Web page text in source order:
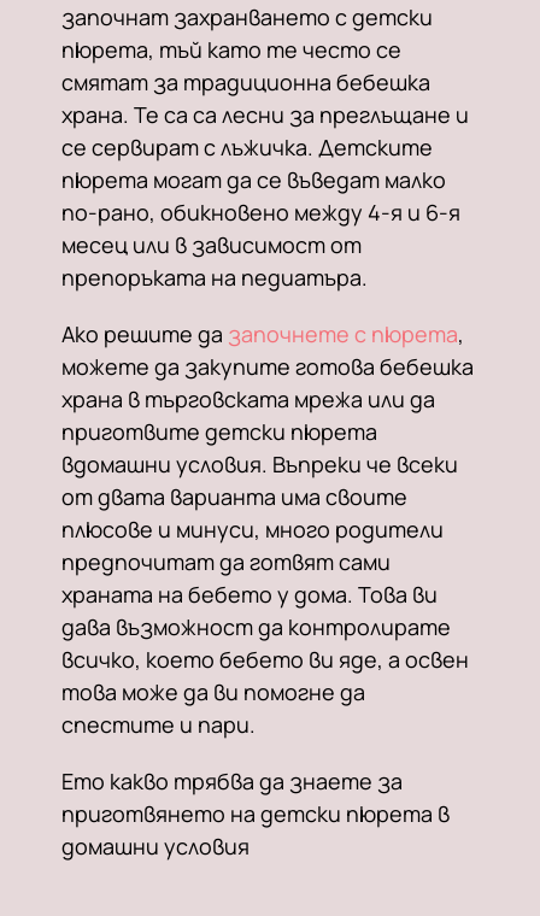
започнат захранването с детски
пюрета, тъй като те често се
смятат за традиционна бебешка
храна. Те са са лесни за преглъщане и
се сервират с лъжичка. Детските
пюрета могат да се въведат малко
по-рано, обикновено между 4-я и 6-я
месец или в зависимост от
препоръката на педиатъра.
Ако решите да започнете с пюрета,
можете да закупите готова бебешка
храна в търговската мрежа или да
приготвите детски пюрета
вдомашни условия. Въпреки че всеки
от двата варианта има своите
плюсове и минуси, много родители
предпочитат да готвят сами
храната на бебето у дома. Това ви
дава възможност да контролирате
всичко, което бебето ви яде, а освен
това може да ви помогне да
спестите и пари.
Ето какво трябва да знаете за
приготвянето на детски пюрета в
домашни условия